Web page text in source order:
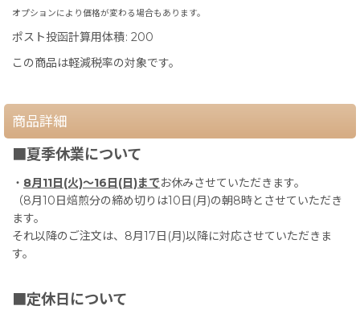
オプションにより価格が変わる場合もあります。
ポスト投函計算用体積: 200
この商品は軽減税率の対象です。
商品詳細
■夏季休業について
・ 8月11日(火)〜16日(日)までお休みさせていただきます。
（8月10日焙煎分の締め切りは10日(月)の朝8時とさせていただき
ます。
それ以降のご注文は、8月17日(月)以降に対応させていただきま
す。
■定休日について